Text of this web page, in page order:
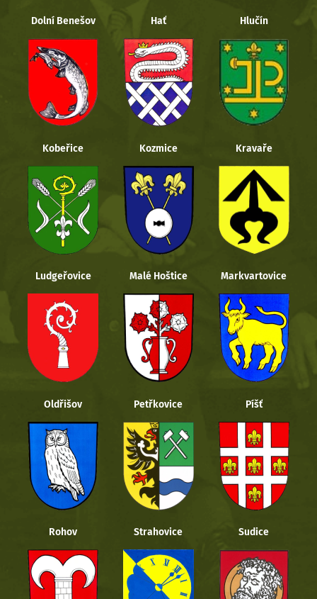
Dolní Benešov Hať Hlučín
Kobeřice Kozmice Kravaře
Ludgeřovice Malé Hoštice Markvartovice
Oldřišov Petřkovice Píšť
Rohov Strahovice Sudice